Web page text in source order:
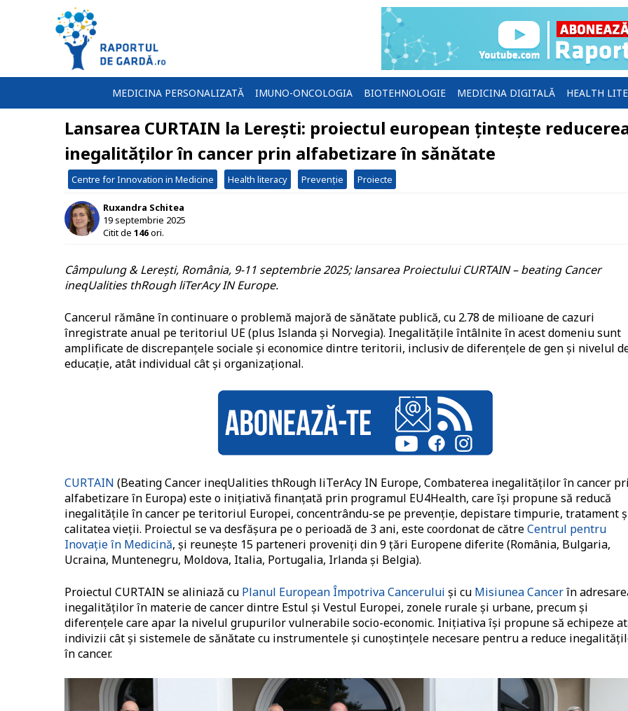
MEDICINA PERSONALIZATĂ IMUNO-ONCOLOGIA BIOTEHNOLOGIE MEDICINA DIGITALĂ HEALTH
Lansarea CURTAIN la Lerești: proiectul european țintește
inegalităților în cancer prin alfabetizare în sănătate
Centre for Innovation in Medicine Health literacy Prevenție Proiecte
Ruxandra Schitea
19 septembrie 2025
Citit de 146ori.
Câmpulung & Lerești, România, 9-11 septembrie 2025; lansarea Proiectului CURTAIN – beating Cancer
ineqUalities thRough liTerAcy IN Europe.
Cancerul rămâne în continuare o problemă majoră de sănătate publică, cu 2.78 de milioane de cazuri
înregistrate anual pe teritoriul UE (plus Islanda și Norvegia). Inegalitățile întâlnite în acest domeniu sunt
amplificate de discrepanțele sociale și economice dintre teritorii, inclusiv de diferențele de gen și nivelul
educație, atât individual cât și organizațional.
CURTAIN (Beating Cancer ineqUalities thRough liTerAcy IN Europe, Combaterea inegalităților în cancer
alfabetizare în Europa) este o inițiativă finanțată prin programul EU4Health, care își propune să reducă
inegalitățile în cancer pe teritoriul Europei, concentrându-se pe prevenție, depistare timpurie, tratament
calitatea vieții. Proiectul se va desfășura pe o perioadă de 3 ani, este coordonat de cătreCentrul pentru
Inovație în Medicină, și reunește 15 parteneri proveniți din 9 țări Europene diferite (România, Bulgaria,
Ucraina, Muntenegru, Moldova, Italia, Portugalia, Irlanda și Belgia).
Proiectul CURTAIN se aliniază cu Planul European Împotriva Cancerului și cu Misiunea Cancerîn
inegalităților în materie de cancer dintre Estul și Vestul Europei, zonele rurale și urbane, precum și
diferențele care apar la nivelul grupurilor vulnerabile socio-economic. Inițiativa își propune să echipeze
indivizii cât și sistemele de sănătate cu instrumentele și cunoștințele necesare pentru a reduce
în cancer.